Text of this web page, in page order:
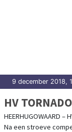
9 december 2018,
HV
HEERHUGOWAARD
Na een stroeve